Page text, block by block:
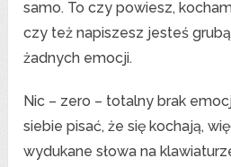
samo. To czy powiesz,
czy też napiszesz jesteś
żadnych emocji.
Nic – zero – totalny brak
siebie pisać, że się kochają,
wydukane słowa na